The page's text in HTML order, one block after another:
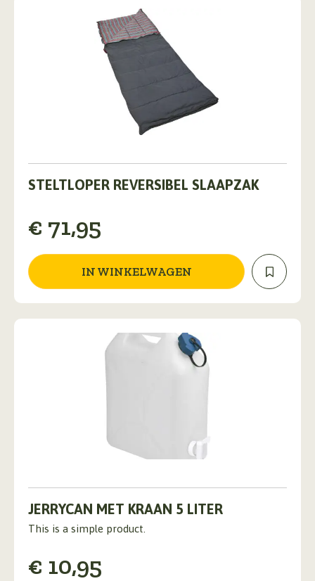
STELTLOPER REVERSIBEL SLAAPZAK
€ 71,95
IN WINKELWAGEN
JERRYCAN MET KRAAN 5 LITER
This is a simple product.
€ 10,95